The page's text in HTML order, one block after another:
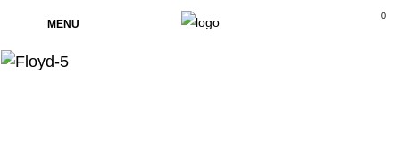
MENU
0